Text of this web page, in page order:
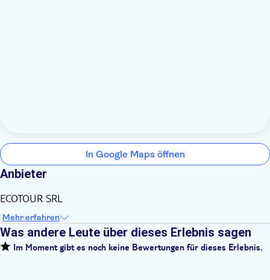
In Google Maps öffnen
Anbieter
ECOTOUR SRL
Mehr erfahren
Was andere Leute über dieses Erlebnis sagen
Im Moment gibt es noch keine Bewertungen für dieses Erlebnis.